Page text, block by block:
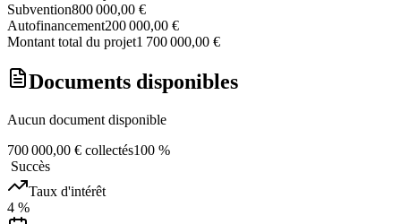
Subvention800 000,00 €
Autofinancement200 000,00 €
Montant total du projet1 700 000,00 €
Documents disponibles
Aucun document disponible
700 000,00 € collectés100 %
Succès
Taux d'intérêt
4 %